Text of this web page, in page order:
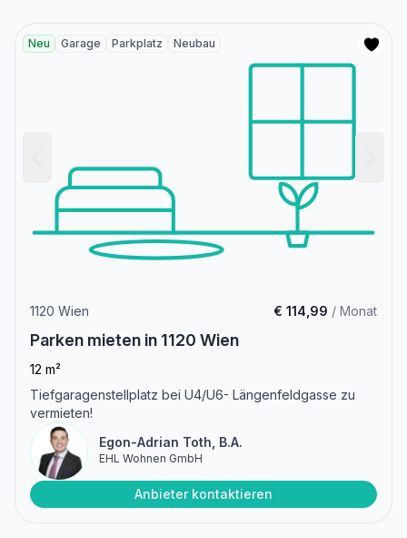
Neu Garage Parkplatz Neubau
1120 Wien € 114,99 / Monat
Parken mieten in 1120 Wien
12 m²
Tiefgaragenstellplatz bei U4/U6- Längenfeldgasse zu
vermieten!
Egon-Adrian Toth, B.A.
EHL Wohnen GmbH
Anbieter kontaktieren